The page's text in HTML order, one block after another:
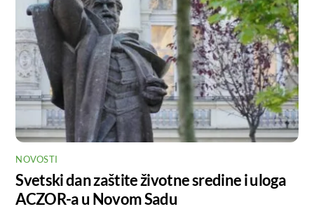
NOVOSTI
Svetski dan zaštite životne sredine i uloga
ACZOR-a u Novom Sadu